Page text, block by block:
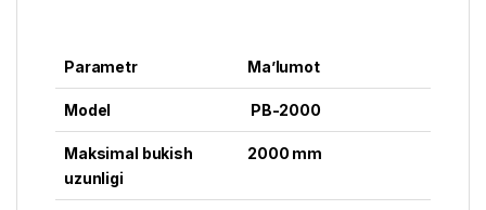
Parametr Ma’lumot
Model PB-2000
Maksimal bukish
uzunligi
2000 mm